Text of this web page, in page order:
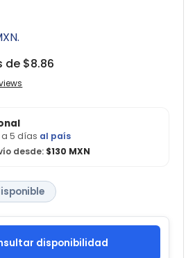
de $8.86
a 5 días al país
desde: $130 MXN
disponibilidad